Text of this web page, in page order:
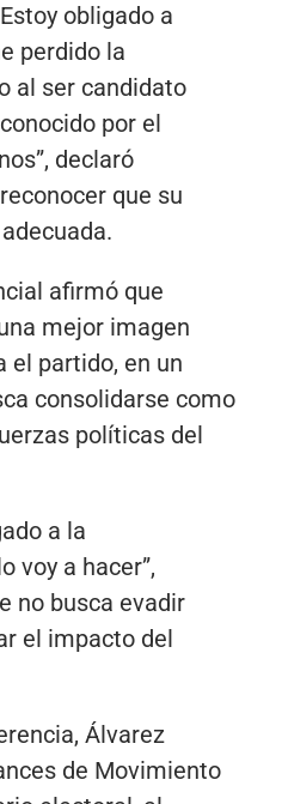
obligado a
perdido la
al ser candidato
por el
declaró
que su
afirmó que
mejor imagen
el partido, en un
consolidarse como
políticas del
a la
voy a hacer”,
no busca evadir
el impacto del
Álvarez
de Movimiento